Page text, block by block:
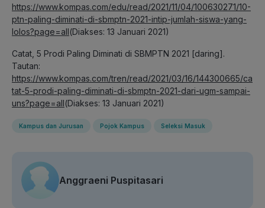
https://www.kompas.com/edu/read/2021/11/04/100630271/10-
ptn-paling-diminati-di-sbmptn-2021-intip-jumlah-siswa-yang-
lolos?page=all(Diakses: 13 Januari 2021)
Catat, 5 Prodi Paling Diminati di SBMPTN 2021 [daring].
Tautan:
https://www.kompas.com/tren/read/2021/03/16/144300665/ca
tat-5-prodi-paling-diminati-di-sbmptn-2021-dari-ugm-sampai-
uns?page=all(Diakses: 13 Januari 2021)
Kampus dan Jurusan Pojok Kampus Seleksi Masuk
Anggraeni Puspitasari